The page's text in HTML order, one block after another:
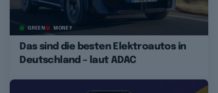
GREEN MONEY
Das sind die besten Elektroautos in
Deutschland – laut ADAC